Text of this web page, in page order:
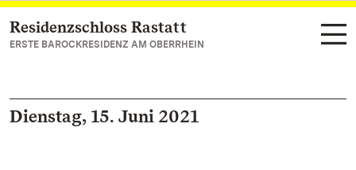
Zum Hauptinhalt springen
Residenzschloss Rastatt
ERSTE BAROCKRESIDENZ AM OBERRHEIN
Dienstag, 15. Juni 2021